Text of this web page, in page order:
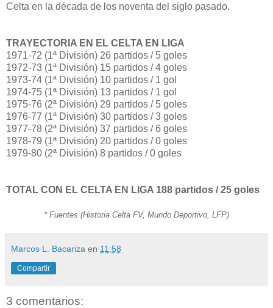
Celta en la década de los noventa del siglo pasado.
TRAYECTORIA EN EL CELTA EN LIGA
1971-72 (1ª División) 26 partidos / 5 goles
1972-73 (1ª División) 15 partidos / 4 goles
1973-74 (1ª División) 10 partidos / 1 gol
1974-75 (1ª División) 13 partidos / 1 gol
1975-76 (2ª División) 29 partidos / 5 goles
1976-77 (1ª División) 30 partidos / 3 goles
1977-78 (2ª División) 37 partidos / 6 goles
1978-79 (1ª División) 20 partidos / 0 goles
1979-80 (2ª División) 8 partidos / 0 goles
TOTAL CON EL CELTA EN LIGA 188 partidos / 25 goles
* Fuentes (Historia Celta FV, Mundo Deportivo, LFP)
Marcos L. Bacariza en 11:58
Compartir
3 comentarios: